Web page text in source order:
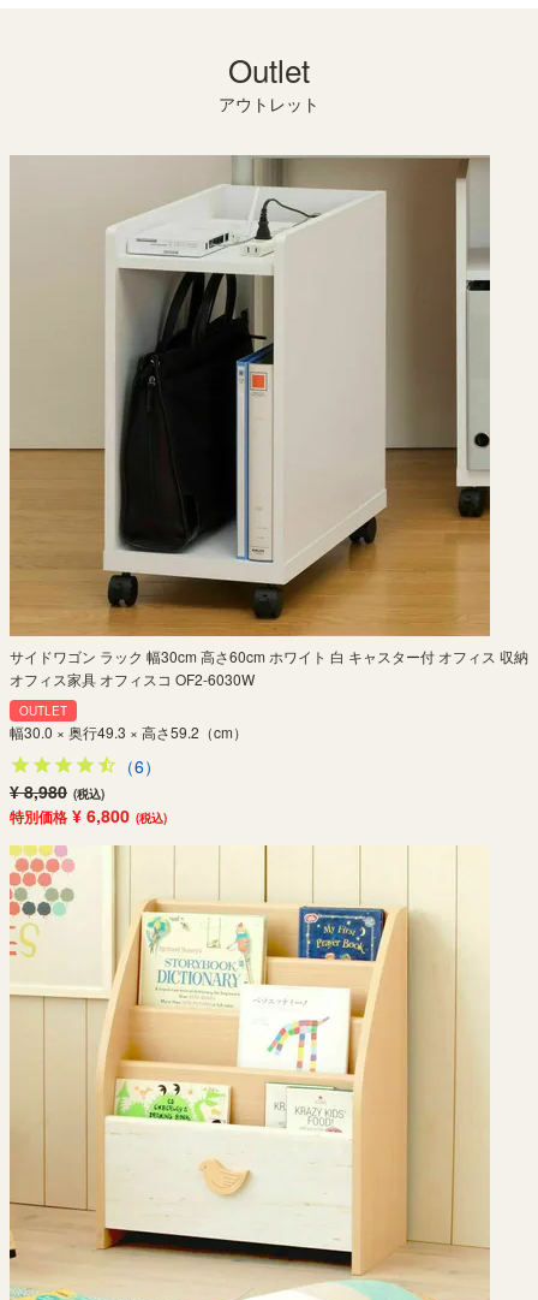
Outlet
アウトレット
サイドワゴン ラック 幅30cm 高さ60cm ホワイト 白 キャスター付 オフィス 収納
オフィス家具 オフィスコ OF2-6030W
OUTLET
幅30.0 × 奥行49.3 × 高さ59.2（cm）
（6）
¥ 8,980 (税込)
特別価格 ¥ 6,800 (税込)